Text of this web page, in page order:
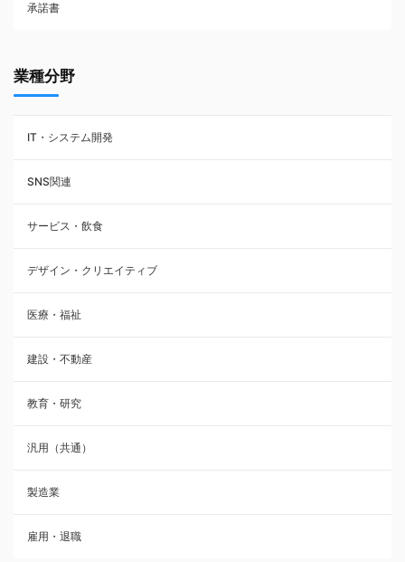
賃貸借契約
承諾書
業種分野
IT・システム開発
SNS関連
サービス・飲食
デザイン・クリエイティブ
医療・福祉
建設・不動産
教育・研究
汎用（共通）
製造業
雇用・退職